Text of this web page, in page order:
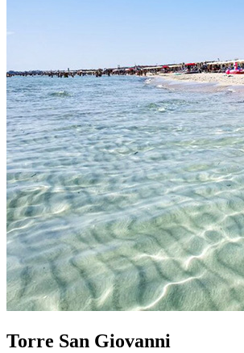
Torre San Giovanni